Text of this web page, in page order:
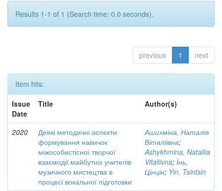
Results 1-1 of 1 (Search time: 0.0 seconds).
previous 1 next
Item hits:
Issue
Date
Title Author(s)
2020
Деякі методичні аспекти
формування навичок
міжособистісної творчої
взаємодії майбутніх учителів
музичного мистецтва в
процесі вокальної підготовки
Ашихміна, Наталія
Віталіївна;
Ashykhmina, Nataliia
Vitaliivna; Їнь,
Цінцін; Yin, Tsintsin